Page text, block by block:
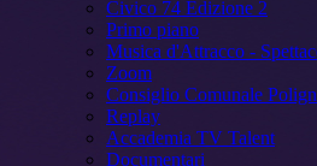
Civico 74 Edizione 2
Primo piano
Musica d'Attracco -
Zoom
Consiglio Comunale
Replay
Accademia TV Talent
Documentari